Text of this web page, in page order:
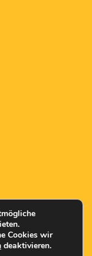
Cookies wir
deaktivieren.